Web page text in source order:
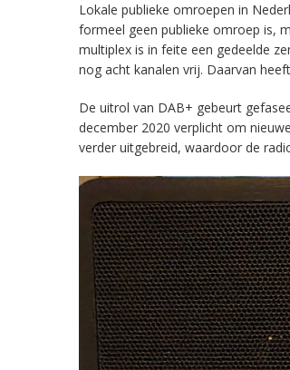
Lokale publieke omroepen in
formeel geen publieke omroep is,
multiplex is in feite een gedeelde
nog acht kanalen vrij. Daarvan
De uitrol van DAB+ gebeurt
december 2020 verplicht om
verder uitgebreid, waardoor de